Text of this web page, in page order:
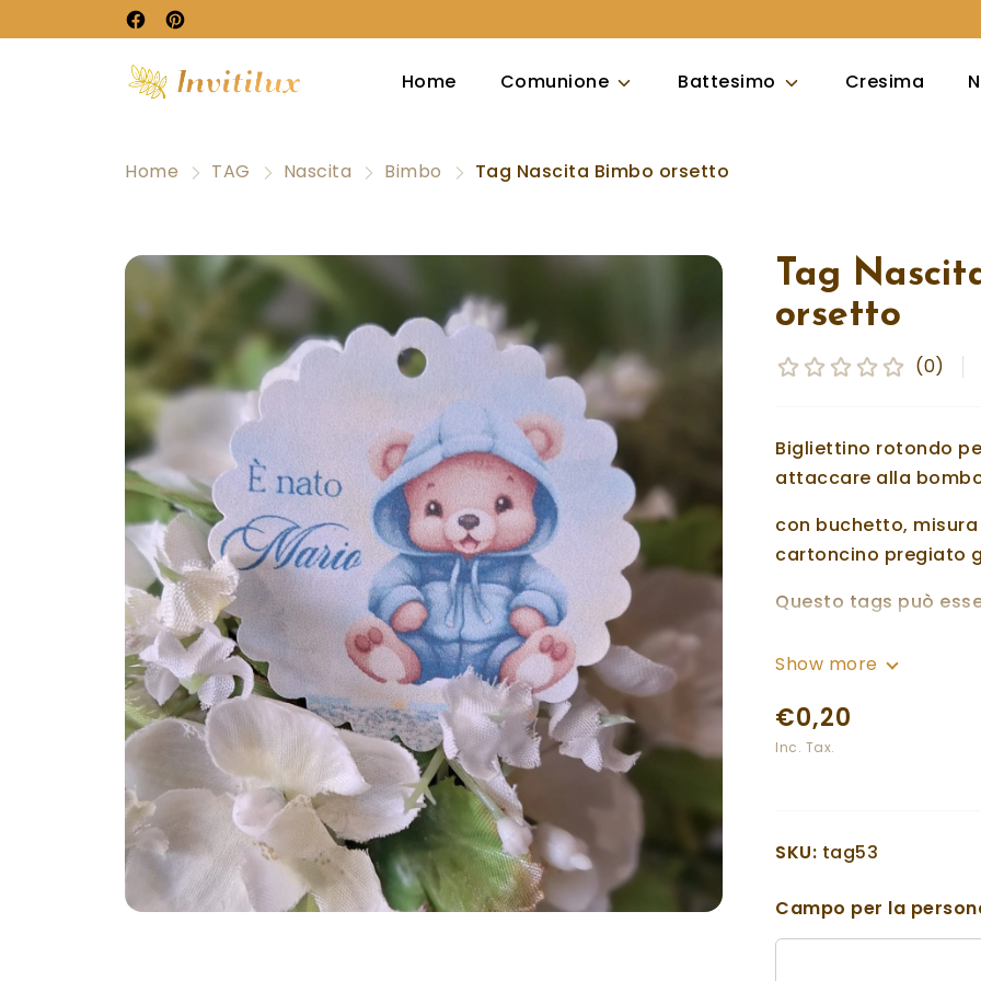
Home Comunione Battesimo Cresima
Home TAG Nascita Bimbo Tag Nascita Bimbo orsetto
Tag
orsetto
(0)
Bigliettino rotondo
attaccare alla
con buchetto,
cartoncino pregiato
Questo tags può
Segnalibro, con il
Per le
disposizione al
fantasia posso
richiesta.
Show more
€0,20
Inc. Tax.
SKU: tag53
Campo per la